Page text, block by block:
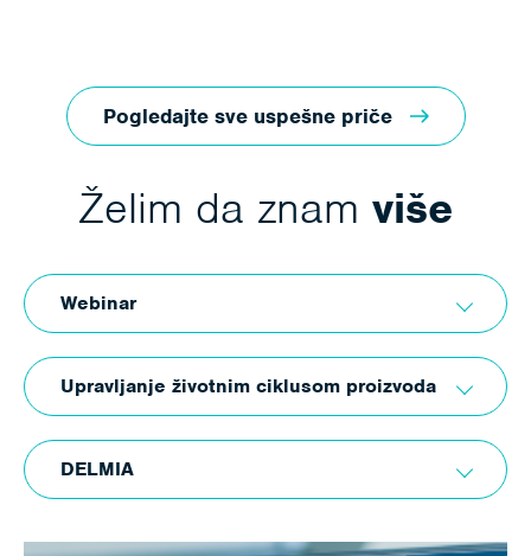
Pogledajte sve uspešne priče
Želim da znam više
Webinar
Upravljanje životnim ciklusom proizvoda
DELMIA